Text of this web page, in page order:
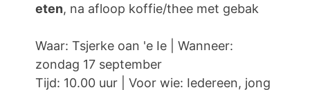
eten, na afloop koffie/thee met gebak
Waar: Tsjerke oan 'e Ie | Wanneer:
zondag 17 september
Tijd: 10.00 uur | Voor wie: Iedereen, jong